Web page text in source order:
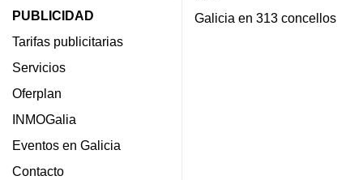
PUBLICIDAD
Tarifas publicitarias
Servicios
Oferplan
INMOGalia
Eventos en Galicia
Contacto
Galicia en 313 concellos